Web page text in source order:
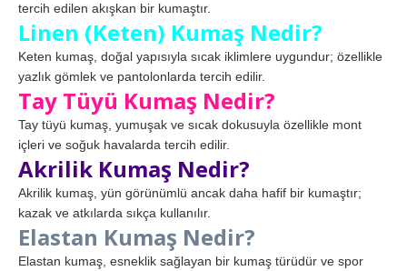
tercih edilen akışkan bir kumaştır.
Linen (Keten) Kumaş Nedir?
Keten kumaş, doğal yapısıyla sıcak iklimlere uygundur; özellikle
yazlık gömlek ve pantolonlarda tercih edilir.
Tay Tüyü Kumaş Nedir?
Tay tüyü kumaş, yumuşak ve sıcak dokusuyla özellikle mont
içleri ve soğuk havalarda tercih edilir.
Akrilik Kumaş Nedir?
Akrilik kumaş, yün görünümlü ancak daha hafif bir kumaştır;
kazak ve atkılarda sıkça kullanılır.
Elastan Kumaş Nedir?
Elastan kumaş, esneklik sağlayan bir kumaş türüdür ve spor